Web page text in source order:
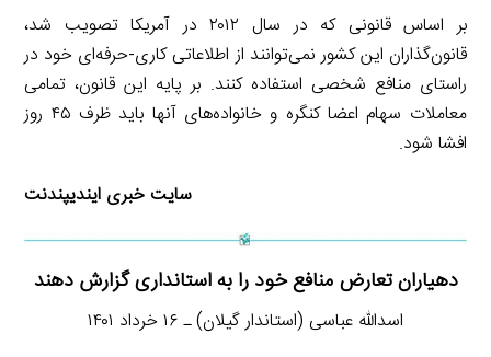
بر اساس قانونی که در سال ۲۰۱۲ در آمریکا تصویب شد،
قانون‌گذاران این کشور نمی‌توانند از اطلاعاتی کاری-حرفه‌ای خود در
راستای منافع شخصی استفاده کنند. بر پایه این قانون، تمامی
معاملات سهام اعضا کنگره و خانواده‌های آنها باید ظرف ۴۵ روز
افشا شود.
سایت خبری ایندیپندنت
دهیاران تعارض منافع خود را به استانداری گزارش دهند
اسدالله عباسی (استاندار گیلان) ـ ۱۶ خرداد ۱۴۰۱